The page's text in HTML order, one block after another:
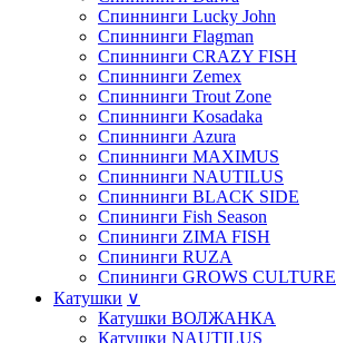
Спиннинги Lucky John
Спиннинги Flagman
Спиннинги CRAZY FISH
Спиннинги Zemex
Спиннинги Trout Zone
Спиннинги Kosadaka
Спиннинги Azura
Спиннинги MAXIMUS
Спиннинги NAUTILUS
Спиннинги BLACK SIDE
Спининги Fish Season
Спининги ZIMA FISH
Спининги RUZA
Спининги GROWS CULTURE
Катушки ∨
Катушки ВОЛЖАНКА
Катушки NAUTILUS